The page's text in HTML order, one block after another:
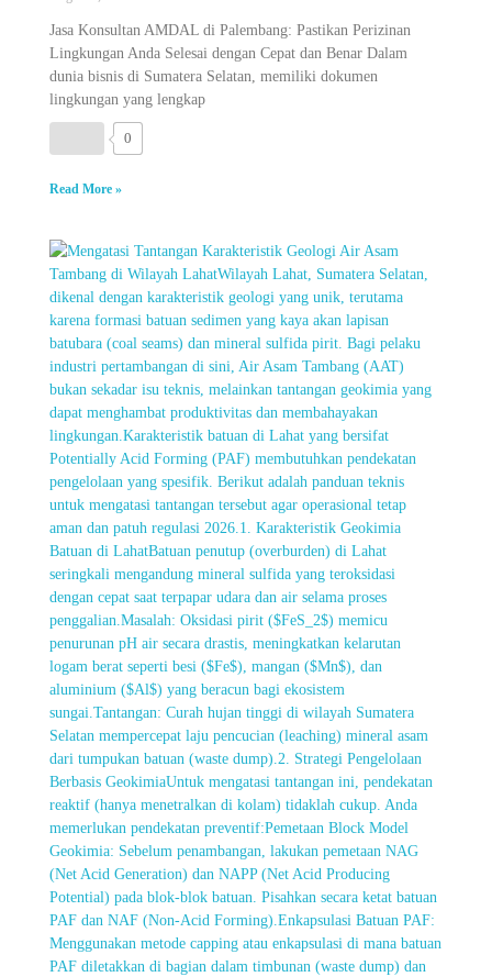
Jasa Konsultan AMDAL di Palembang: Pastikan Perizinan
Lingkungan Anda Selesai dengan Cepat dan Benar Dalam
dunia bisnis di Sumatera Selatan, memiliki dokumen
lingkungan yang lengkap
0
Read More »